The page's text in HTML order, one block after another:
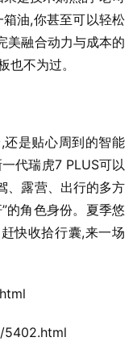
油,你甚至可以轻松
美融合动力与成本的
也不为过。
是贴心周到的智能
代瑞虎7 PLUS可以
、露营、出行的多方
的角色身份。夏季悠
快收拾行囊,来一场
5402.html